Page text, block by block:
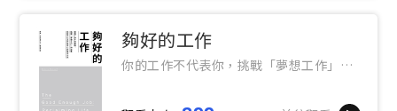
夠好的工作
你的工作不代表你，挑戰「夢想工作」的